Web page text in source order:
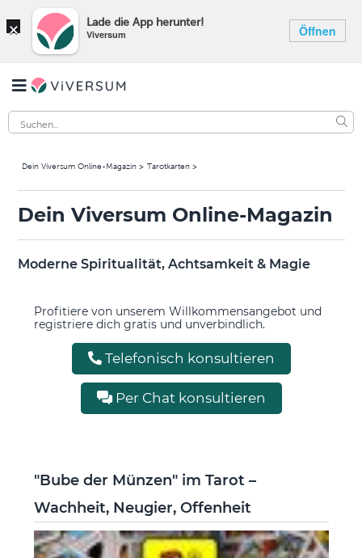
× Lade die App herunter!
Viversum Öffnen
Dein Viversum Online-Magazin Tarotkarten
Dein Viversum Online-Magazin
Moderne Spiritualität, Achtsamkeit & Magie
Profitiere von unserem Willkommensangebot und
registriere dich gratis und unverbindlich.
Telefonisch konsultieren
Per Chat konsultieren
"Bube der Münzen" im Tarot –
Wachheit, Neugier, Offenheit